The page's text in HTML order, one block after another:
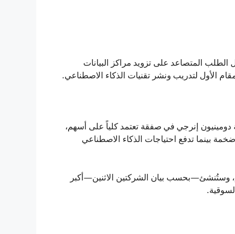
المتصاعد على تزويد مراكز البيانات
الأول لتدريب ونشر تقنيات الذكاء الاصطناعي.
إنرجي في صفقة تعتمد كلياً على أسهم،
طاقة ضخمة بينما تدفع احتياجات الذكاء الاصطناعي
وستُنشئ—بحسب بيان الشركتين الاثنين—أكبر